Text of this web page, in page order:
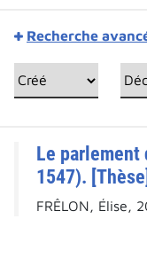
Recherche
Le parlement
1547).
FRÊLON, Élise,